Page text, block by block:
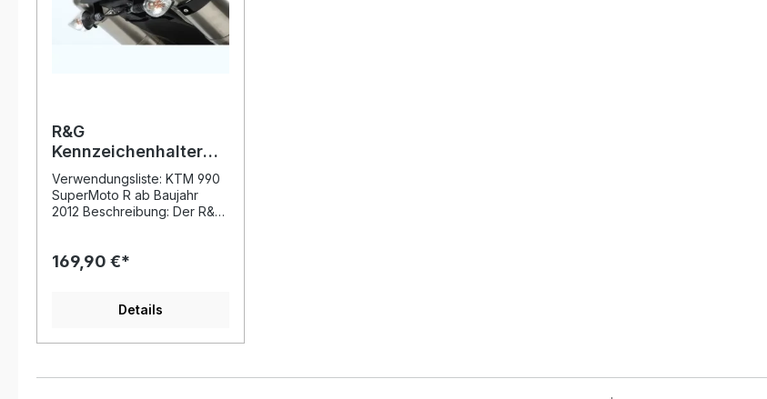
R&G
Kennzeichenhalter
passend für KTM 990
SM / SMR ab 2012
Verwendungsliste: KTM 990
SuperMoto R ab Baujahr
2012 Beschreibung: Der R&G
sportliche Lösung für den
2012. Durch die präzise
und Aluminium überzeugt der
Stabilität bei gleichzeitig
169,90 €*
Details